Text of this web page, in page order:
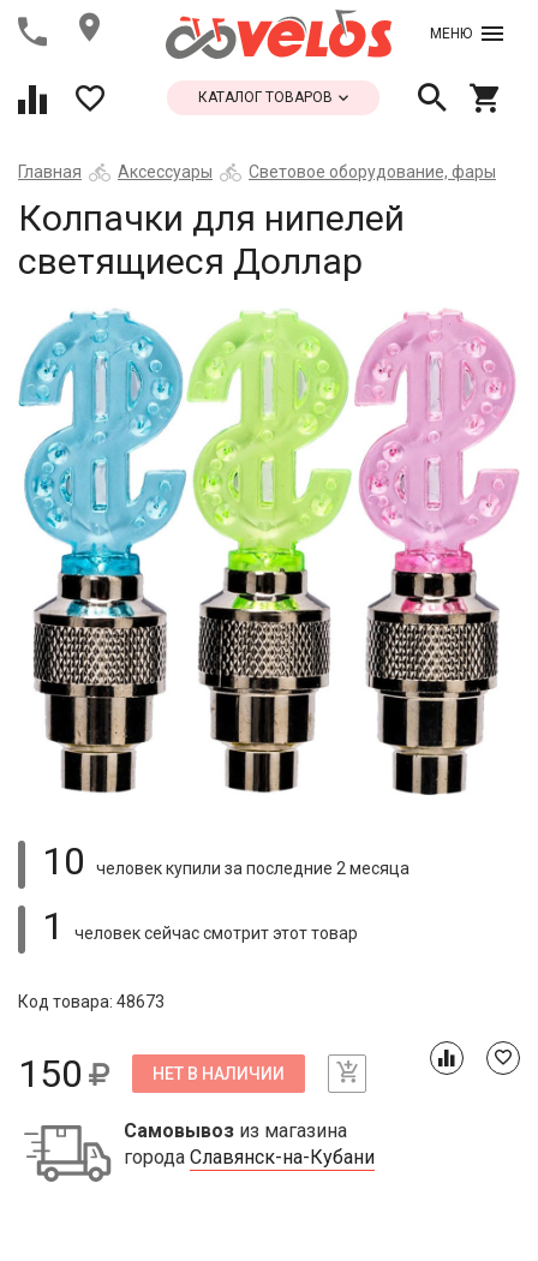
МЕНЮ
КАТАЛОГ ТОВАРОВ
Главная Аксессуары Световое оборудование, фары
Колпачки для нипелей
светящиеся Доллар
10 человек купили за последние 2 месяца
1 человек сейчас смотритэтот товар
Код товара: 48673
150 НЕТ В НАЛИЧИИ
Самовывоз из магазина
города Славянск-на-Кубани